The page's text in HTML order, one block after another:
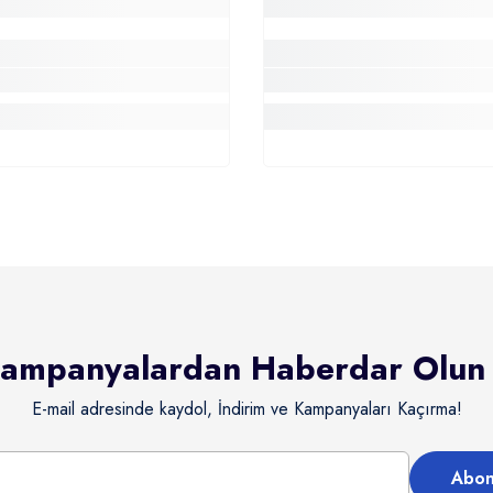
Haberdar Olun
E-mail adresinde kaydol, İndirim ve Kampanyaları Kaçırma!